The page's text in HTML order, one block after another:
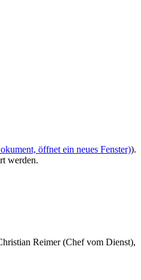
öffnet ein neues Fenster)).
werden.
Reimer (Chef vom Dienst),